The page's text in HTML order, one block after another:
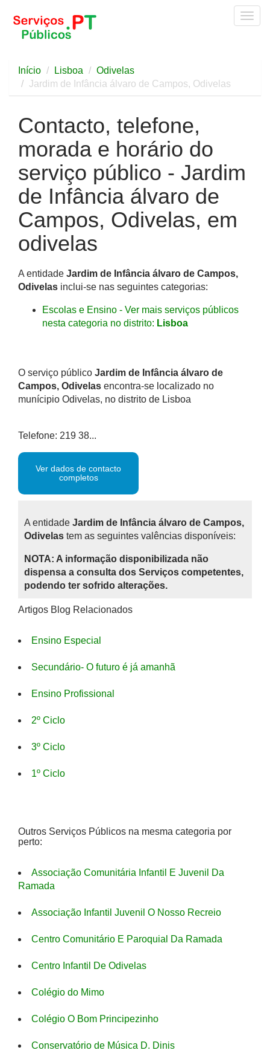
Início Lisboa
Odivelas
Jardim de Infância álvaro de Campos, Odivelas
Contacto, telefone,
morada e horário do
serviço público - Jardim
de Infância álvaro de
Campos, Odivelas, em
odivelas
A entidade Jardim de Infância álvaro de Campos,
Odivelas inclui-se nas seguintes categorias:
Escolas e Ensino - Ver mais serviços públicos
nesta categoria no distrito: Lisboa
O serviço público Jardim de Infância álvaro de
Campos, Odivelas encontra-se localizado no
munícipio Odivelas, no distrito de Lisboa
Telefone: 219 38...
Ver dados de contacto
completos
A entidade Jardim de Infância álvaro de Campos,
Odivelas tem as seguintes valências disponíveis:
NOTA: A informação disponibilizada não
dispensa a consulta dos Serviços competentes,
podendo ter sofrido alterações.
Artigos Blog Relacionados
Ensino Especial
Secundário- O futuro é já amanhã
Ensino Profissional
2º Ciclo
3º Ciclo
1º Ciclo
Outros Serviços Públicos na mesma categoria por
perto:
Associação Comunitária Infantil E Juvenil Da
Ramada
Associação Infantil Juvenil O Nosso Recreio
Centro Comunitário E Paroquial Da Ramada
Centro Infantil De Odivelas
Colégio do Mimo
Colégio O Bom Principezinho
Conservatório de Música D. Dinis